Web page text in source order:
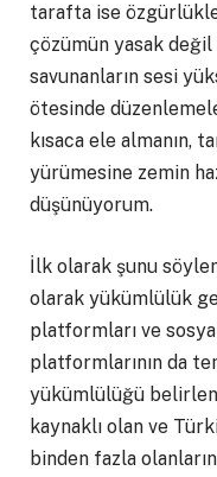
tarafta ise
çözümün yasak
savunanların sesi
ötesinde
kısaca ele almanın,
yürümesine zemin
düşünüyorum.
İlk olarak şunu
olarak yükümlülük
platformları ve
platformlarının da
yükümlülüğü
kaynaklı olan ve
binden fazla